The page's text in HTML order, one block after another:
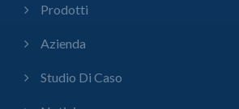
Prodotti
Azienda
Studio Di Caso